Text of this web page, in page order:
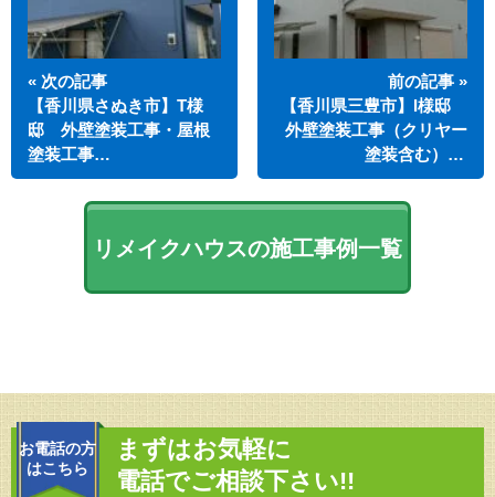
« 次の記事
【香川県さぬき市】T様
邸 外壁塗装工事・屋根
塗装工事…
前の記事 »
【香川県三豊市】I様邸
外壁塗装工事（クリヤー
塗装含む）…
リメイクハウスの施工事例一覧
お電話の方
はこちら
まずはお気軽に
電話でご相談下さい!!